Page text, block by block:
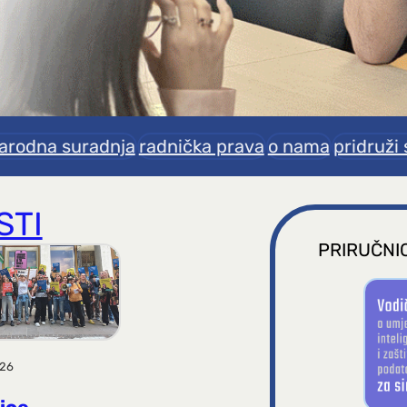
suradnja radnička prava o nama pridruži